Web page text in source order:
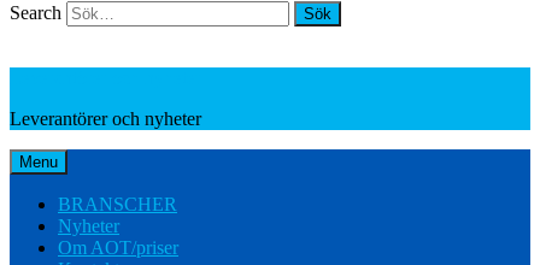
Search
Leverantörer och nyheter
Menu
BRANSCHER
Nyheter
Om AOT/priser